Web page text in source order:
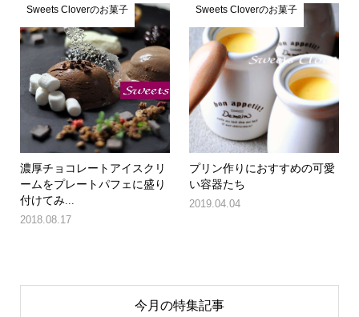
Sweets Cloverのお菓子
濃厚チョコレートアイスクリ
ームをプレートパフェに盛り
付けてみ...
2018.08.17
Sweets Cloverのお菓子
プリン作りにおすすめの可愛
い容器たち
2019.04.04
今月の特集記事